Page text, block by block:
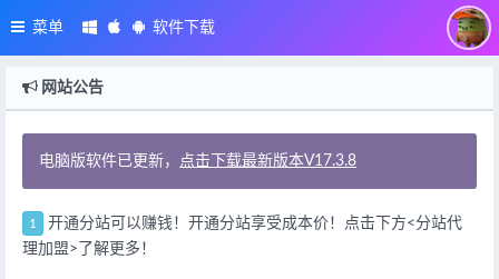
菜单 软件下载
网站公告
电脑版软件已更新， 点击下载最新版本V17.3.8
1
开通分站可以赚钱！开通分站享受成本价！点击下方<分站代
理加盟>了解更多！